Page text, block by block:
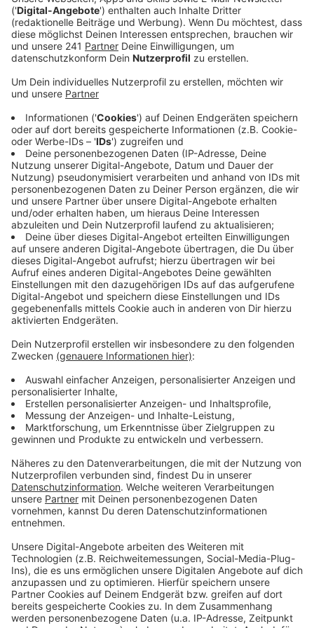
Sponsorings ist der Bierbörsen-Montag jetzt
gerettet. Das hat Veranstalter Werner Nolden
mitgeteilt.
Veröffentlicht:Montag, 27.11.2023 12:48
Bei der Bierbörse 2024 wird es demnach einen
Sparkassen-Montag geben, damit das traditionelle
Konzert von Guildo Horn stattfinden kann. Eine weitere
gute Nachricht habe man jetzt von der Stadt
Leverkusen bekommen: Ein Teil der Bierbörsen-Stände
kann im kommenden Jahr wieder auf der
Kastanienallee stehen. Die Stadt hat ihre
Unterstützung zugesagt, damit die Bierbörse die
Fläche trotz strenger Umweltauflagen und
Mehrkosten nutzen kann.
Mehr Meldungen von hier:
Anzeige
Leverkusen: Verdi ruft zum nächsten Warnstreik auf
Leverkusener fährt betrunken durch Fast-Food-Drive-
In
Anzeige